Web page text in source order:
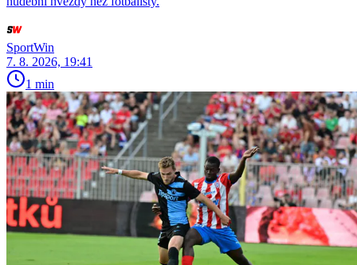
SportWin
7. 8. 2026, 19:41
1 min